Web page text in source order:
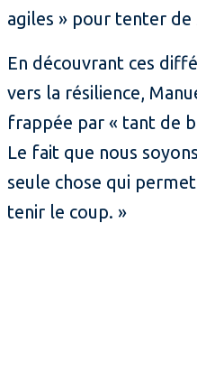
agiles » pour tenter de
En découvrant ces
vers la résilience,
frappée par « tant de
Le fait que nous
seule chose qui
tenir le coup. »